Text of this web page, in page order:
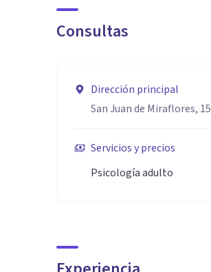
Consultas
Dirección principal
San Juan de Miraflores,
Servicios y precios
Psicología adulto